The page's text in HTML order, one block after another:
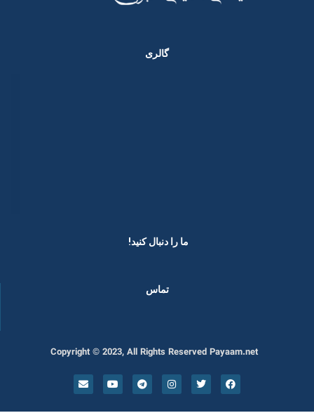
گالری
ما را دنبال کنید! ​
تماس
Copyright © 2023, All Rights Reserved Payaam.net